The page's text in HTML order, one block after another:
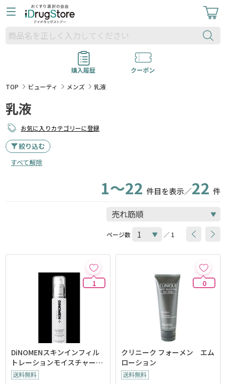
購入履歴
クーポン
TOP
ビューティ メンズ 乳液
乳液
お気に入りカテゴリーに登録
絞り込む
すべて解除
1～22 件目を表示／22 件
ページ数 ／ 1
1
DiNOMENスキンインフィル
トレーションモイスチャージ
ェル 60g
0
クリニーク フォーメン エム
ローション